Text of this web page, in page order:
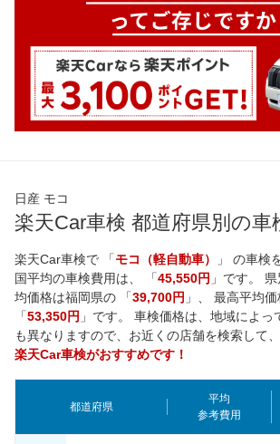
日産 モコ
楽天Car車検 都道府県別の車
楽天Car車検で 「モコ（軽自動車）
」 の車検
国平均の車検費用は、 「45,550円 」です。
均価格は福岡県の 「39,700円 」、 最高平均
「53,350円 」です。 車検価格は、地域によっ
も異なりますので、お近くの店舗を検索して、
楽天Car車検がおすすめです！
都道府県
平均
参考費用